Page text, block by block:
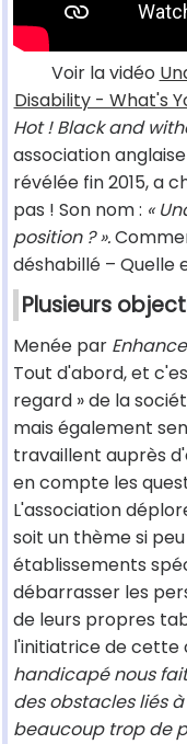
Voir la vidéo
Disability - What's
Hot ! Black and
association
révélée fin 2015, a
pas ! Son nom : «
position ? ».
déshabillé – Quelle
Plusieurs
Menée par
Tout d'abord, et
regard » de la
mais également
travaillent auprès
en compte les
L'association
soit un thème si
établissements
débarrasser les
de leurs propres
l'initiatrice de cette
handicapé nous
des obstacles liés
beaucoup trop de